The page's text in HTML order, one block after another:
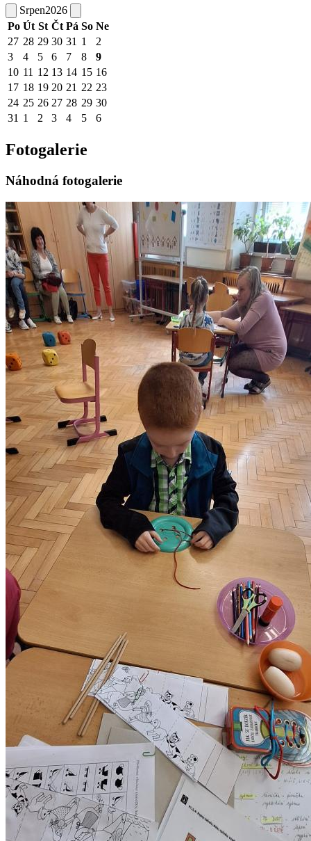
Srpen2026
Po Út St Čt Pá So Ne
27 28 29 30 31 1
2
3
4 5 6 7 8
9
10 11 12 13 14 15 16
17 18 19 20 21 22 23
24 25 26 27 28 29 30
31 1 2 3 4 5 6
Fotogalerie
Náhodná fotogalerie